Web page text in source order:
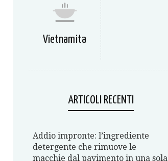
Vietnamita
ARTICOLI RECENTI
Addio impronte: l’ingrediente
detergente che rimuove le
macchie dal pavimento in una sola